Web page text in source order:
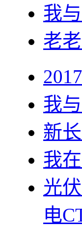
我
老
我
新
我
光
电